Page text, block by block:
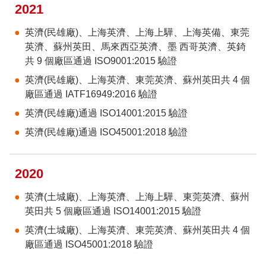
2021
英濟(民雄廠)、上海英濟、上海上驊、上海英備、東莞
英濟、蘇州英田、馬來西亞英濟、墨 西哥英濟、英錡
共 9 個廠區通過 ISO9001:2015 驗證
英濟(民雄廠)、上海英濟、東莞英濟、蘇州英田共 4 個
廠區通過 IATF16949:2016 驗證
英濟(民雄廠)通過 ISO14001:2015 驗證
英濟(民雄廠)通過 ISO45001:2018 驗證
2020
英濟(土城廠)、上海英濟、上海上驊、東莞英濟、蘇州
英田共 5 個廠區通過 ISO14001:2015 驗證
英濟(土城廠)、上海英濟、東莞英濟、蘇州英田共 4 個
廠區通過 ISO45001:2018 驗證